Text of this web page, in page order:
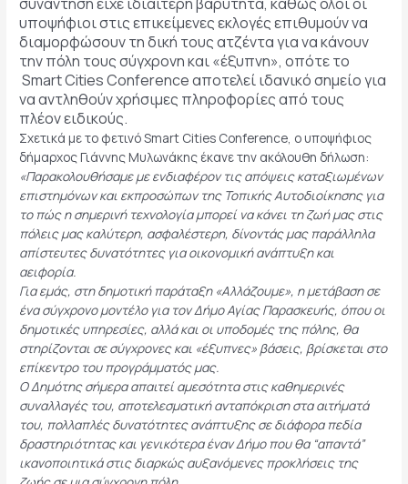
υποψήφιοι στις επικείμενες εκλογές επιθυμούν να
διαμορφώσουν τη δική τους ατζέντα για να κάνουν
την πόλη τους σύγχρονη και «έξυπνη», οπότε το
Smart Cities Conference αποτελεί ιδανικό σημείο για
να αντληθούν χρήσιμες πληροφορίες από τους
πλέον ειδικούς.
Σχετικά με το φετινό Smart Cities Conference, ο υποψήφιος
δήμαρχος Γιάννης Μυλωνάκης έκανε την ακόλουθη δήλωση:
«Παρακολουθήσαμε με ενδιαφέρον τις απόψεις καταξιωμένων
επιστημόνων και εκπροσώπων της Τοπικής Αυτοδιοίκησης για
το πώς η σημερινή τεχνολογία μπορεί να κάνει τη ζωή μας στις
πόλεις μας καλύτερη, ασφαλέστερη, δίνοντάς μας παράλληλα
απίστευτες δυνατότητες για οικονομική ανάπτυξη και
αειφορία.
Για εμάς, στη δημοτική παράταξη «Αλλάζουμε», η μετάβαση σε
ένα σύγχρονο μοντέλο για τον Δήμο Αγίας Παρασκευής, όπου οι
δημοτικές υπηρεσίες, αλλά και οι υποδομές της πόλης, θα
στηρίζονται σε σύγχρονες και «έξυπνες» βάσεις, βρίσκεται στο
επίκεντρο του προγράμματός μας.
Ο Δημότης σήμερα απαιτεί αμεσότητα στις καθημερινές
συναλλαγές του, αποτελεσματική ανταπόκριση στα αιτήματά
του, πολλαπλές δυνατότητες ανάπτυξης σε διάφορα πεδία
δραστηριότητας και γενικότερα έναν Δήμο που θα “απαντά”
ικανοποιητικά στις διαρκώς αυξανόμενες προκλήσεις της